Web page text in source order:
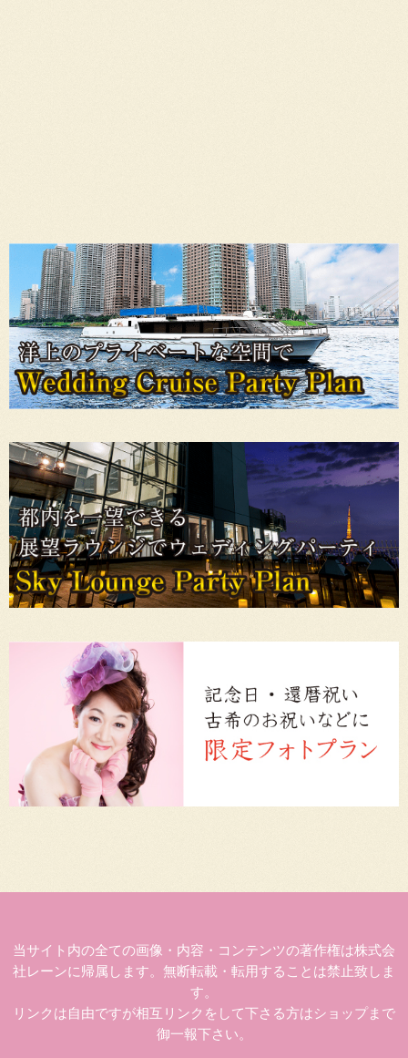
当サイト内の全ての画像・内容・コンテンツの著作権は株式会
社レーンに帰属します。無断転載・転用することは禁止致しま
す。
リンクは自由ですが相互リンクをして下さる方はショップまで
御一報下さい。